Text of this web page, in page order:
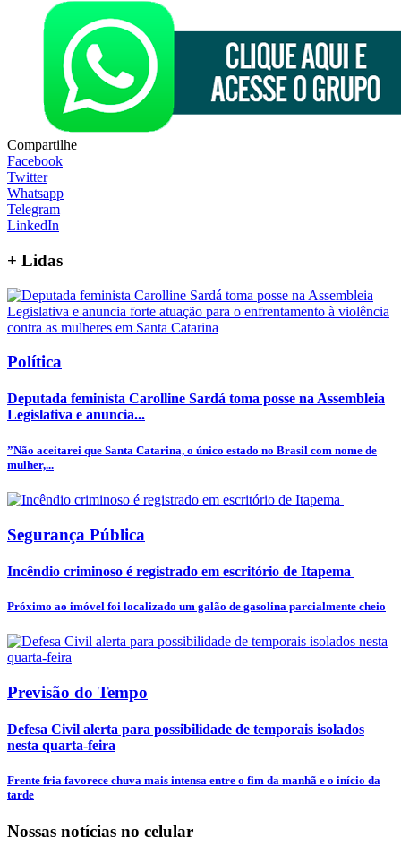
Compartilhe
Facebook
Twitter
Whatsapp
Telegram
LinkedIn
+ Lidas
Política
Deputada feminista Carolline Sardá toma posse na Assembleia
Legislativa e anuncia...
”Não aceitarei que Santa Catarina, o único estado no Brasil com nome de
mulher,...
Segurança Pública
Incêndio criminoso é registrado em escritório de Itapema
Próximo ao imóvel foi localizado um galão de gasolina parcialmente cheio
Previsão do Tempo
Defesa Civil alerta para possibilidade de temporais isolados
nesta quarta-feira
Frente fria favorece chuva mais intensa entre o fim da manhã e o início da
tarde
Nossas notícias no celular